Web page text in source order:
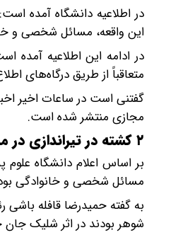
در اطلاعیه دانشگاه آمده
این واقعه، مسائل شخصی و
در ادامه این اطلاعیه
متعاقباً از طریق درگاه‌های
گفتنی است در ساعات اخیر
مجازی منتشر شده است.
۲ کشته در تیراندازی در مرکز درمانی دانشگاه علوم پزشکی قزوین
بر اساس اعلام دانشگاه علوم
مسائل شخصی و خانوادگی
شوهر بودند در اثر شلیک جان